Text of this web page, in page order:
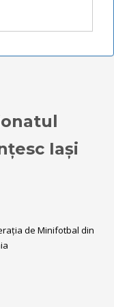
Iași